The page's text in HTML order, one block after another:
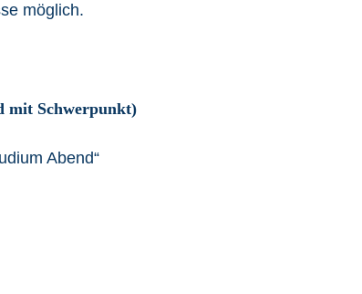
möglich.
mit Schwerpunkt)
Abend“